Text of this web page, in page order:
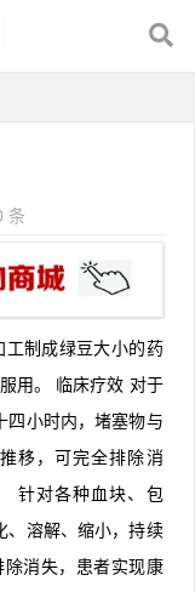
条
制成绿豆大小的药
服用。 临床疗效 对于
四小时内，堵塞物与
移，可完全排除消
针对各种血块、包
、溶解、缩小，持续
消失，患者实现康